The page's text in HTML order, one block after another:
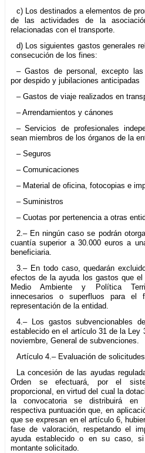
c) Los destinados a elementos de
de las actividades de la
relacionadas con el transporte.
d) Los siguientes gastos generales
consecución de los fines:
– Gastos de personal, excepto las
por despido y jubilaciones anticipadas
– Gastos de viaje realizados en
– Arrendamientos y cánones
– Servicios de profesionales
sean miembros de los órganos de la
– Seguros
– Comunicaciones
– Material de oficina, fotocopias e
– Suministros
– Cuotas por pertenencia a otras
2.– En ningún caso se podrán
cuantía superior a 30.000 euros a
beneficiaria.
3.– En todo caso, quedarán
efectos de la ayuda los gastos que el
Medio Ambiente y Política
innecesarios o superfluos para el
representación de la entidad.
4.– Los gastos subvencionables
establecido en el artículo 31 de la Ley
noviembre, General de subvenciones.
Artículo 4.– Evaluación de solicitudes.
La concesión de las ayudas
Orden se efectuará, por el
proporcional, en virtud del cual la
la convocatoria se distribuirá en
respectiva puntuación que, en
que se expresan en el artículo 6,
fase de valoración, respetando el
ayuda establecido o en su caso, si
montante solicitado.